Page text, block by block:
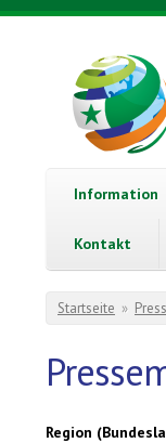
Direkt zum Inhalt
Information
Kontakt
Sie sind
Startseite »
Region